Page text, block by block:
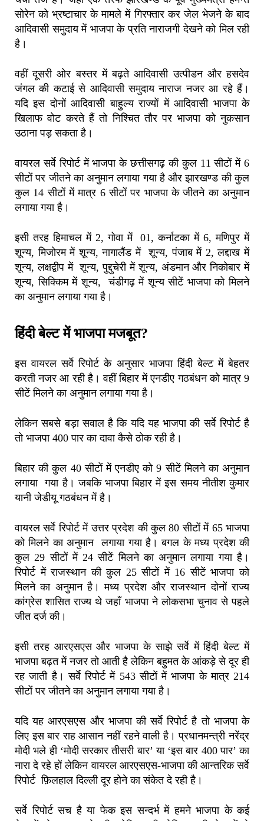
सोरेन को भ्रष्टाचार के मामले में गिरफ्तार कर जेल भेजने के बाद
आदिवासी समुदाय में भाजपा के प्रति नाराजगी देखने को मिल रही
है।
वहीं दूसरी ओर बस्तर में बढ़ते आदिवासी उत्पीडन और हसदेव
जंगल की कटाई से आदिवासी समुदाय नाराज नजर आ रहे हैं।
यदि इस दोनों आदिवासी बाहुल्य राज्यों में आदिवासी भाजपा के
खिलाफ वोट करते हैं तो निश्चित तौर पर भाजपा को नुकसान
उठाना पड़ सकता है।
वायरल सर्वे रिपोर्ट में भाजपा के छत्तीसगढ़ की कुल 11 सीटों में 6
सीटों पर जीतने का अनुमान लगाया गया है और झारखण्ड की कुल
कुल 14 सीटों में मात्र 6 सीटों पर भाजपा के जीतने का अनुमान
लगाया गया है।
इसी तरह हिमाचल में 2, गोवा में 01, कर्नाटका में 6, मणिपुर में
शून्य, मिजोरम में शून्य, नागालैंड में शून्य, पंजाब में 2, लद्दाख में
शून्य, लक्षद्वीप में शून्य, पुद्दुचेरी में शून्य, अंडमान और निकोबार में
शून्य, सिक्किम में शून्य, चंडीगढ़ में शून्य सीटें भाजपा को मिलने
का अनुमान लगाया गया है।
हिंदी बेल्ट में भाजपा मजबूत?
इस वायरल सर्वे रिपोर्ट के अनुसार भाजपा हिंदी बेल्ट में बेहतर
करती नजर आ रही है। वहीं बिहार में एनडीए गठबंधन को मात्र 9
सीटें मिलने का अनुमान लगाया गया है।
लेकिन सबसे बड़ा सवाल है कि यदि यह भाजपा की सर्वे रिपोर्ट है
तो भाजपा 400 पार का दावा कैसे ठोक रही है।
बिहार की कुल 40 सीटों में एनडीए को 9 सीटें मिलने का अनुमान
लगाया गया है। जबकि भाजपा बिहार में इस समय नीतीश कुमार
यानी जेडीयू गठबंधन में है।
वायरल सर्वे रिपोर्ट में उत्तर प्रदेश की कुल 80 सीटों में 65 भाजपा
को मिलने का अनुमान लगाया गया है। बगल के मध्य प्रदेश की
कुल 29 सीटों में 24 सीटें मिलने का अनुमान लगाया गया है।
रिपोर्ट में राजस्थान की कुल 25 सीटों में 16 सीटें भाजपा को
मिलने का अनुमान है। मध्य प्रदेश और राजस्थान दोनों राज्य
कांग्रेस शासित राज्य थे जहाँ भाजपा ने लोकसभा चुनाव से पहले
जीत दर्ज की।
इसी तरह आरएसएस और भाजपा के साझे सर्वे में हिंदी बेल्ट में
भाजपा बढ़त में नजर तो आती है लेकिन बहुमत के आंकड़े से दूर ही
रह जाती है। सर्वे रिपोर्ट में 543 सीटों में भाजपा के मात्र 214
सीटों पर जीतने का अनुमान लगाया गया है।
यदि यह आरएसएस और भाजपा की सर्वे रिपोर्ट है तो भाजपा के
लिए इस बार राह आसान नहीं रहने वाली है। प्रधानमन्त्री नरेंद्र
मोदी भले ही ‘मोदी सरकार तीसरी बार’ या ‘इस बार 400 पार’ का
नारा दे रहे हों लेकिन वायरल आरएसएस-भाजपा की आन्तरिक सर्वे
रिपोर्ट फ़िलहाल दिल्ली दूर होने का संकेत दे रही है।
सर्वे रिपोर्ट सच है या फेक इस सन्दर्भ में हमने भाजपा के कई